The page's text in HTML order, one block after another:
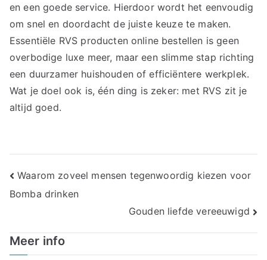
en een goede service. Hierdoor wordt het eenvoudig
om snel en doordacht de juiste keuze te maken.
Essentiële RVS producten online bestellen is geen
overbodige luxe meer, maar een slimme stap richting
een duurzamer huishouden of efficiëntere werkplek.
Wat je doel ook is, één ding is zeker: met RVS zit je
altijd goed.
Bericht
navigatie
Waarom zoveel mensen tegenwoordig kiezen voor
Bomba drinken
Gouden liefde vereeuwigd
Meer info